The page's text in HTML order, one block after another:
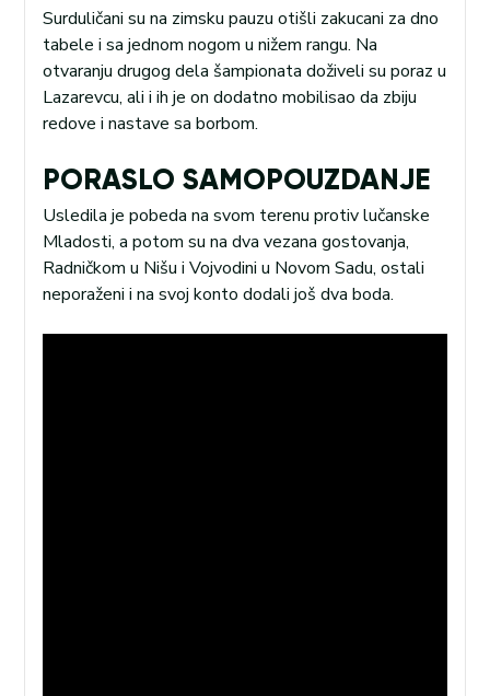
Surduličani su na zimsku pauzu otišli zakucani za dno
tabele i sa jednom nogom u nižem rangu. Na
otvaranju drugog dela šampionata doživeli su poraz u
Lazarevcu, ali i ih je on dodatno mobilisao da zbiju
redove i nastave sa borbom.
PORASLO SAMOPOUZDANJE
Usledila je pobeda na svom terenu protiv lučanske
Mladosti, a potom su na dva vezana gostovanja,
Radničkom u Nišu i Vojvodini u Novom Sadu, ostali
neporaženi i na svoj konto dodali još dva boda.